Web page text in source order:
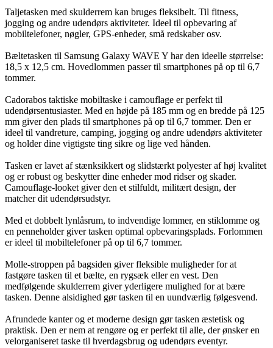
Taljetasken med skulderrem kan bruges fleksibelt. Til fitness,
jogging og andre udendørs aktiviteter. Ideel til opbevaring af
mobiltelefoner, nøgler, GPS-enheder, små redskaber osv.
Bæltetasken til Samsung Galaxy WAVE Y har den ideelle størrelse:
18,5 x 12,5 cm. Hovedlommen passer til smartphones på op til 6,7
tommer.
Cadorabos taktiske mobiltaske i camouflage er perfekt til
udendørsentusiaster. Med en højde på 185 mm og en bredde på 125
mm giver den plads til smartphones på op til 6,7 tommer. Den er
ideel til vandreture, camping, jogging og andre udendørs aktiviteter
og holder dine vigtigste ting sikre og lige ved hånden.
Tasken er lavet af stænksikkert og slidstærkt polyester af høj kvalitet
og er robust og beskytter dine enheder mod ridser og skader.
Camouflage-looket giver den et stilfuldt, militært design, der
matcher dit udendørsudstyr.
Med et dobbelt lynlåsrum, to indvendige lommer, en stiklomme og
en penneholder giver tasken optimal opbevaringsplads. Forlommen
er ideel til mobiltelefoner på op til 6,7 tommer.
Molle-stroppen på bagsiden giver fleksible muligheder for at
fastgøre tasken til et bælte, en rygsæk eller en vest. Den
medfølgende skulderrem giver yderligere mulighed for at bære
tasken. Denne alsidighed gør tasken til en uundværlig følgesvend.
Afrundede kanter og et moderne design gør tasken æstetisk og
praktisk. Den er nem at rengøre og er perfekt til alle, der ønsker en
velorganiseret taske til hverdagsbrug og udendørs eventyr.